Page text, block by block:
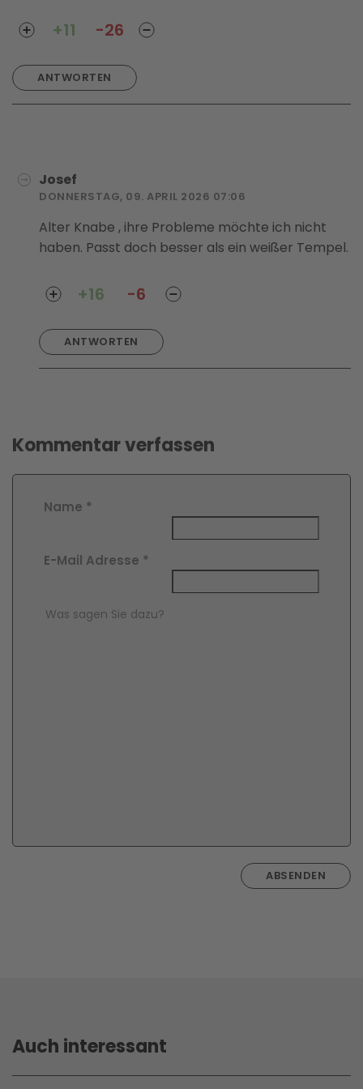
ANTWORTEN
+11 -26
Josef
DONNERSTAG, 09. APRIL 2026 07:06
Alter Knabe , ihre Probleme möchte ich nicht
haben. Passt doch besser als ein weißer Tempel.
ANTWORTEN
+16 -6
Kommentar verfassen
Name *
E-Mail Adresse *
Comment Text*
ABSENDEN
Auch interessant